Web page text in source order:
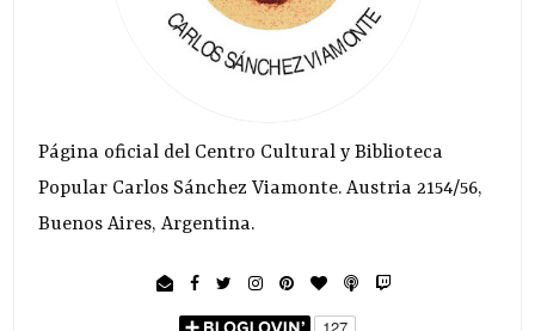
Página oficial del Centro Cultural y Biblioteca
Popular Carlos Sánchez Viamonte. Austria 2154/56,
Buenos Aires, Argentina.